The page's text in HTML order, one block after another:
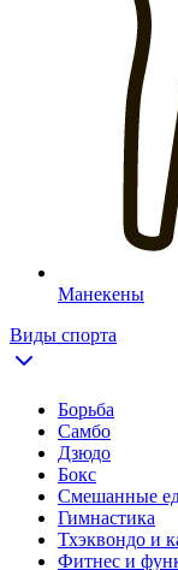
Манекены
Виды спорта
Борьба
Самбо
Дзюдо
Бокс
Смешанные
Гимнастика
Тхэквондо и
Фитнес и